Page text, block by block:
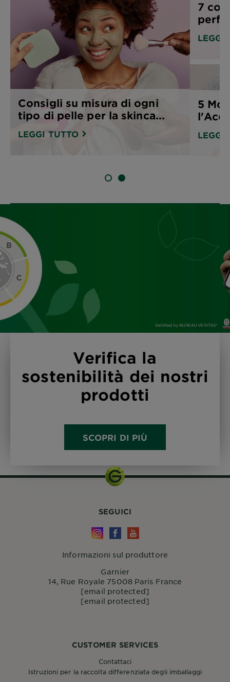
Consigli su misura di ogni
tipo di pelle per la skinca...
LEGGI TUTTO
7
LEGGI
5
LEGGI
SLIDE 1SLIDE 2
Verifica la
sostenibilità dei nostri
prodotti
SCOPRI DI PIÙ
CUSTOMER SERVICES
Contattaci
Istruzioni per la raccolta differenziata degli imballaggi
SEGUICI
Informazioni sul produttore
Garnier
14, Rue Royale 75008 Paris France
[email protected]
[email protected]